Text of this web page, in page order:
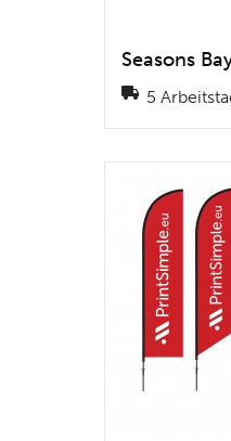
Seasons
5